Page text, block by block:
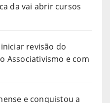
da vai abrir cursos
revisão do
Associativismo e com
e conquistou a